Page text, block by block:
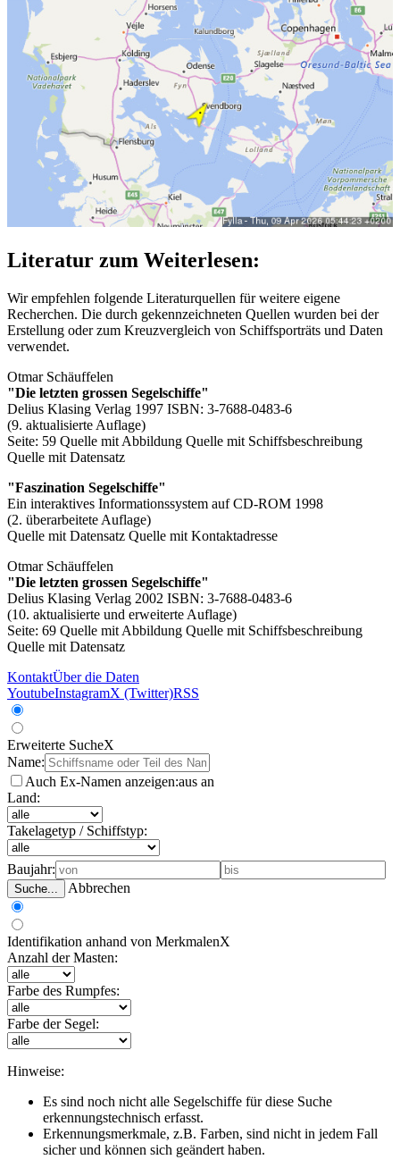
Literatur zum Weiterlesen:
Wir empfehlen folgende Literaturquellen für weitere eigene
Recherchen. Die durch gekennzeichneten Quellen wurden bei der
Erstellung oder zum Kreuzvergleich von Schiffsporträts und Daten
verwendet.
Otmar Schäuffelen
"Die letzten grossen Segelschiffe"
Delius Klasing Verlag 1997 ISBN: 3-7688-0483-6
(9. aktualisierte Auflage)
Seite: 59 Quelle mit Abbildung Quelle mit Schiffsbeschreibung
Quelle mit Datensatz
"Faszination Segelschiffe"
Ein interaktives Informationssystem auf CD-ROM 1998
(2. überarbeitete Auflage)
Quelle mit Datensatz Quelle mit Kontaktadresse
Otmar Schäuffelen
"Die letzten grossen Segelschiffe"
Delius Klasing Verlag 2002 ISBN: 3-7688-0483-6
(10. aktualisierte und erweiterte Auflage)
Seite: 69 Quelle mit Abbildung Quelle mit Schiffsbeschreibung
Quelle mit Datensatz
KontaktÜber die Daten
YoutubeInstagramX (Twitter)RSS
Erweiterte SucheX
Name:
Auch Ex-Namen anzeigen:aus an
Land:
Takelagetyp / Schiffstyp:
Baujahr:
Suche... Abbrechen
Identifikation anhand von MerkmalenX
Anzahl der Masten:
Farbe des Rumpfes:
Farbe der Segel:
Hinweise:
Es sind noch nicht alle Segelschiffe für diese Suche
erkennungstechnisch erfasst.
Erkennungsmerkmale, z.B. Farben, sind nicht in jedem Fall
sicher und können sich geändert haben.